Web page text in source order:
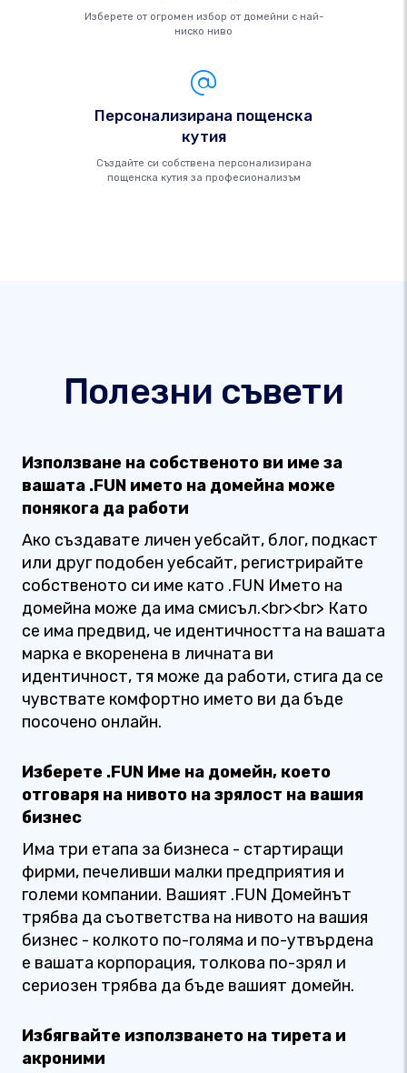
Изберете от огромен избор от домейни с най-
ниско ниво
Персонализирана пощенска
кутия
Създайте си собствена персонализирана
пощенска кутия за професионализъм
Полезни съвети
Използване на собственото ви име за
вашата .FUN името на домейна може
понякога да работи
Ако създавате личен уебсайт, блог, подкаст
или друг подобен уебсайт, регистрирайте
собственото си име като .FUN Името на
домейна може да има смисъл.<br><br> Като
се има предвид, че идентичността на вашата
марка е вкоренена в личната ви
идентичност, тя може да работи, стига да се
чувствате комфортно името ви да бъде
посочено онлайн.
Изберете .FUN Име на домейн, което
отговаря на нивото на зрялост на вашия
бизнес
Има три етапа за бизнеса - стартиращи
фирми, печеливши малки предприятия и
големи компании. Вашият .FUN Домейнът
трябва да съответства на нивото на вашия
бизнес - колкото по-голяма и по-утвърдена
е вашата корпорация, толкова по-зрял и
сериозен трябва да бъде вашият домейн.
Избягвайте използването на тирета и
акроними